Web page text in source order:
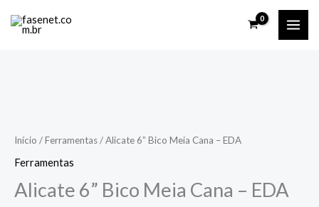
para
Início /Ferramentas/ Alicate 6” Bico Meia Cana – EDA
Ferramentas
Alicate 6” Bico Meia Cana – EDA